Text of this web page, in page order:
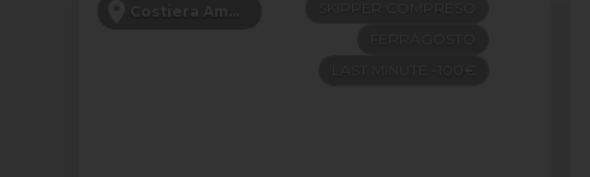
Costiera Amalfitana